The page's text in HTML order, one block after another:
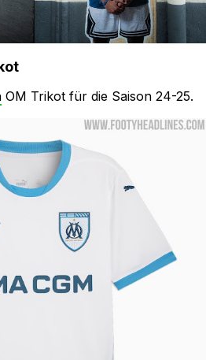
OM Trikot für die Saison 24-25.